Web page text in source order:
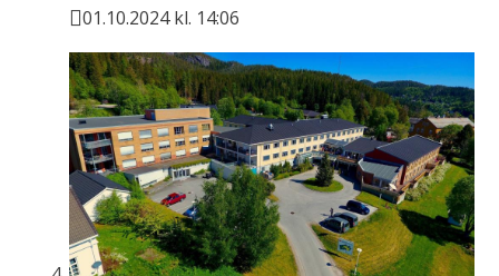
Publisert
01.10.2024 kl. 14:06